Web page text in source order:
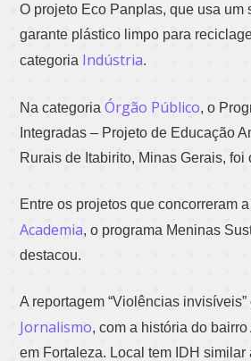
O projeto Eco Panplas, que usa um
garante plástico limpo para
categoria Indústria.
Na categoriaÓrgão Público, o
Integradas – Projeto de Educação
Rurais de Itabirito, Minas Gerais, foi
Entre os projetos que concorreram
Academia, o programa Meninas
destacou.
A reportagem “Violências
Jornalismo, com a história do
em Fortaleza. Local tem IDH similar